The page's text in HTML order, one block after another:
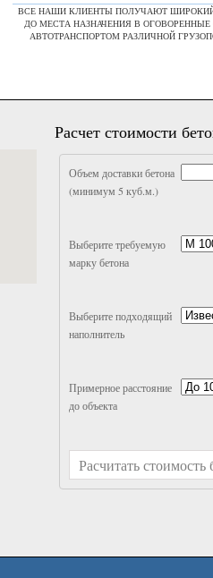
ВСЕ НАШИ КЛИЕНТЫ ПОЛУЧАЮТ
ДО МЕСТА НАЗНАЧЕНИЯ В
АВТОТРАНСПОРТОМ РАЗЛИЧНОЙ
Расчет стоимости
Объем доставки бетона
(минимум 5 куб.м.)
Выберите требуемую
марку бетона
Выберите подходящий
наполнитель
Примерное расстояние
до объекта